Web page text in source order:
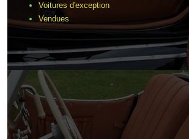
Voitures d'exception
Vendues